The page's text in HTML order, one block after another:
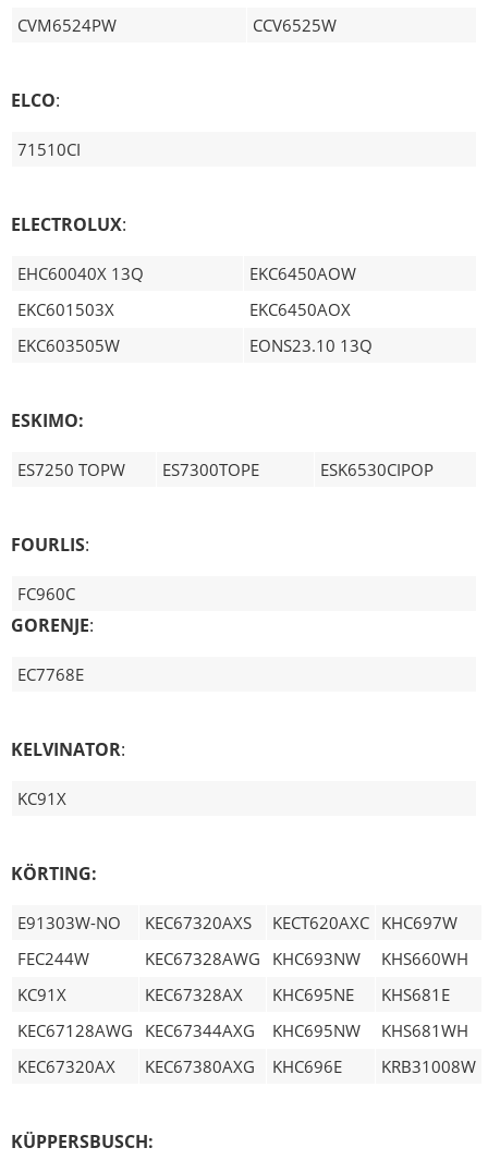
CVM6524PW CCV6525W
ELCO:
71510CI
ELECTROLUX:
EHC60040X 13Q
EKC6450AOW
EKC601503X
EKC6450AOX
EKC603505W
EONS23.10 13Q
ESKIMO:
ES7250 TOPW ES7300TOPE ESK6530CIPOP
FOURLIS:
FC960C
GORENJE:
EC7768E
KELVINATOR:
KC91X
KÖRTING:
E91303W-NO KEC67320AXS KECT620AXC KHC697W
FEC244W
KEC67328AWG KHC693NW
KHS660WH
KC91X
KEC67328AX KHC695NE
KHS681E
KEC67128AWG
KEC67344AXG KHC695NW
KHS681WH
KEC67320AX
KEC67380AXG KHC696E KRB31008W
KÜPPERSBUSCH: